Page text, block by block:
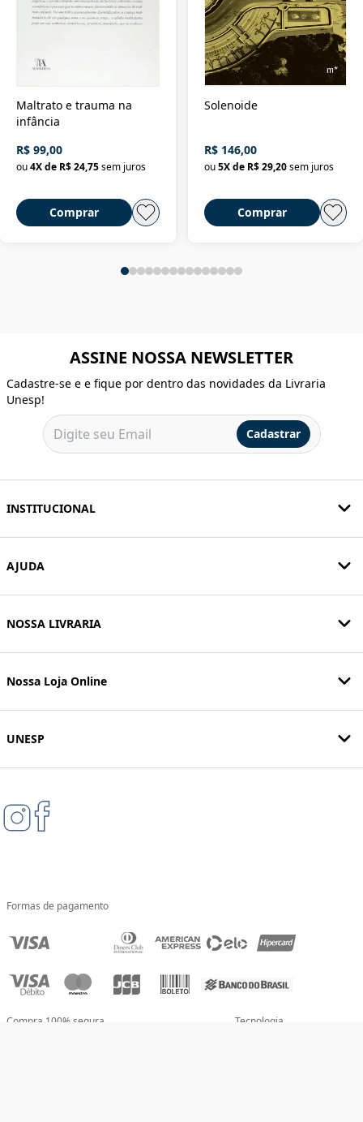
Maltrato e trauma na
infância
R$ 99,00
ou4X de R$ 24,75sem juros
Comprar
Solenoide
R$ 146,00
ou 5X de R$ 29,20 sem juros
Comprar
ASSINE NOSSA NEWSLETTER
Cadastre-se e e fique por dentro das novidades da Livraria
Unesp!
Cadastrar
INSTITUCIONAL
AJUDA
NOSSA LIVRARIA
Nossa Loja Online
UNESP
Formas de pagamento
Compra 100% segura Tecnologia